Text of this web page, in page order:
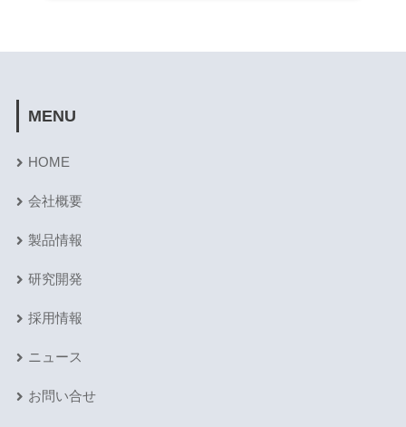
MENU
HOME
会社概要
製品情報
研究開発
採用情報
ニュース
お問い合せ